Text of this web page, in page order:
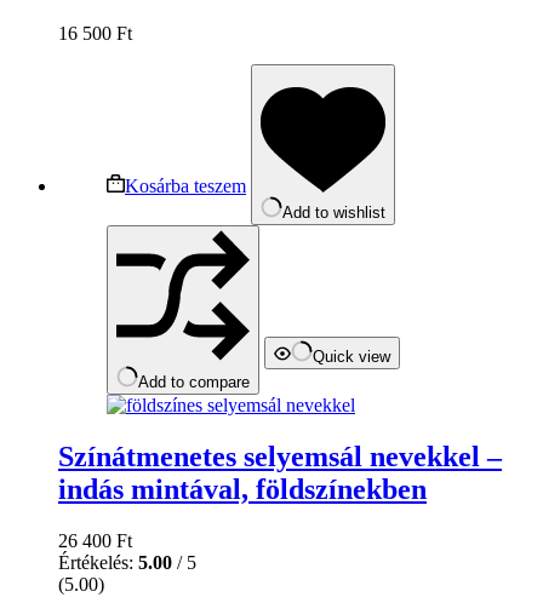
16 500 Ft
Kosárba teszem
Add to wishlist
Add to compare
Quick view
Színátmenetes selyemsál nevekkel –
indás mintával, földszínekben
26 400 Ft
Értékelés: 5.00 / 5
(5.00)